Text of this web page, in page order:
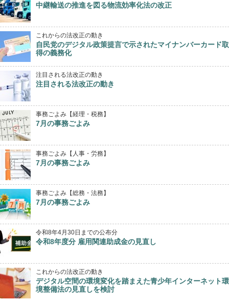
中継輸送の推進を図る物流効率化法の改正
これからの法改正の動き
自民党のデジタル政策提言で示されたマイナンバーカード取
得の義務化
注目される法改正の動き
注目される法改正の動き
事務ごよみ【経理・税務】
7月の事務ごよみ
事務ごよみ【人事・労務】
7月の事務ごよみ
事務ごよみ【総務・法務】
7月の事務ごよみ
令和8年4月30日までの公布分
令和8年度分 雇用関連助成金の見直し
これからの法改正の動き
デジタル空間の環境変化を踏まえた青少年インターネット環
境整備法の見直しを検討